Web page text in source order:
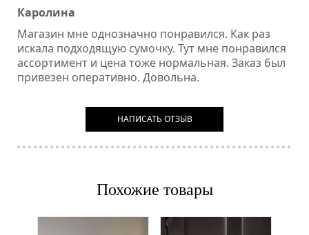
Каролина
Магазин мне однозначно понравился. Как раз
искала подходящую сумочку. Тут мне понравился
ассортимент и цена тоже нормальная. Заказ был
привезен оперативно. Довольна.
НАПИСАТЬ ОТЗЫВ
Похожие товары